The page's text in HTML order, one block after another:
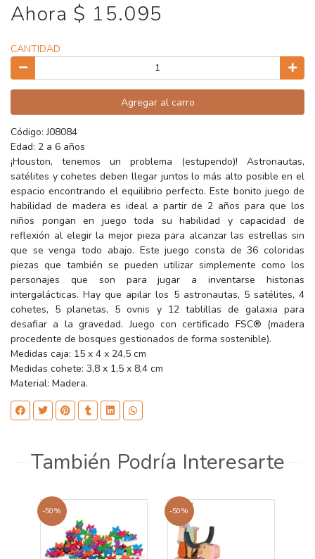
Ahora $ 15.095
CANTIDAD
Agregar al carro
Código: J08084
Edad: 2 a 6 años
¡Houston, tenemos un problema (estupendo)! Astronautas,
satélites y cohetes deben llegar juntos lo más alto posible en el
espacio encontrando el equilibrio perfecto. Este bonito juego de
habilidad de madera es ideal a partir de 2 años para que los
niños pongan en juego toda su habilidad y capacidad de
reflexión al elegir la mejor pieza para alcanzar las estrellas sin
que se venga todo abajo. Este juego consta de 36 coloridas
piezas que también se pueden utilizar simplemente como los
personajes que son para jugar a inventarse historias
intergalácticas. Hay que apilar los 5 astronautas, 5 satélites, 4
cohetes, 5 planetas, 5 ovnis y 12 tablillas de galaxia para
desafiar a la gravedad. Juego con certificado FSC® (madera
procedente de bosques gestionados de forma sostenible).
Medidas caja: 15 x 4 x 24,5 cm
Medidas cohete: 3,8 x 1,5 x 8,4 cm
Material: Madera.
También Podría Interesarte
-50% -50%